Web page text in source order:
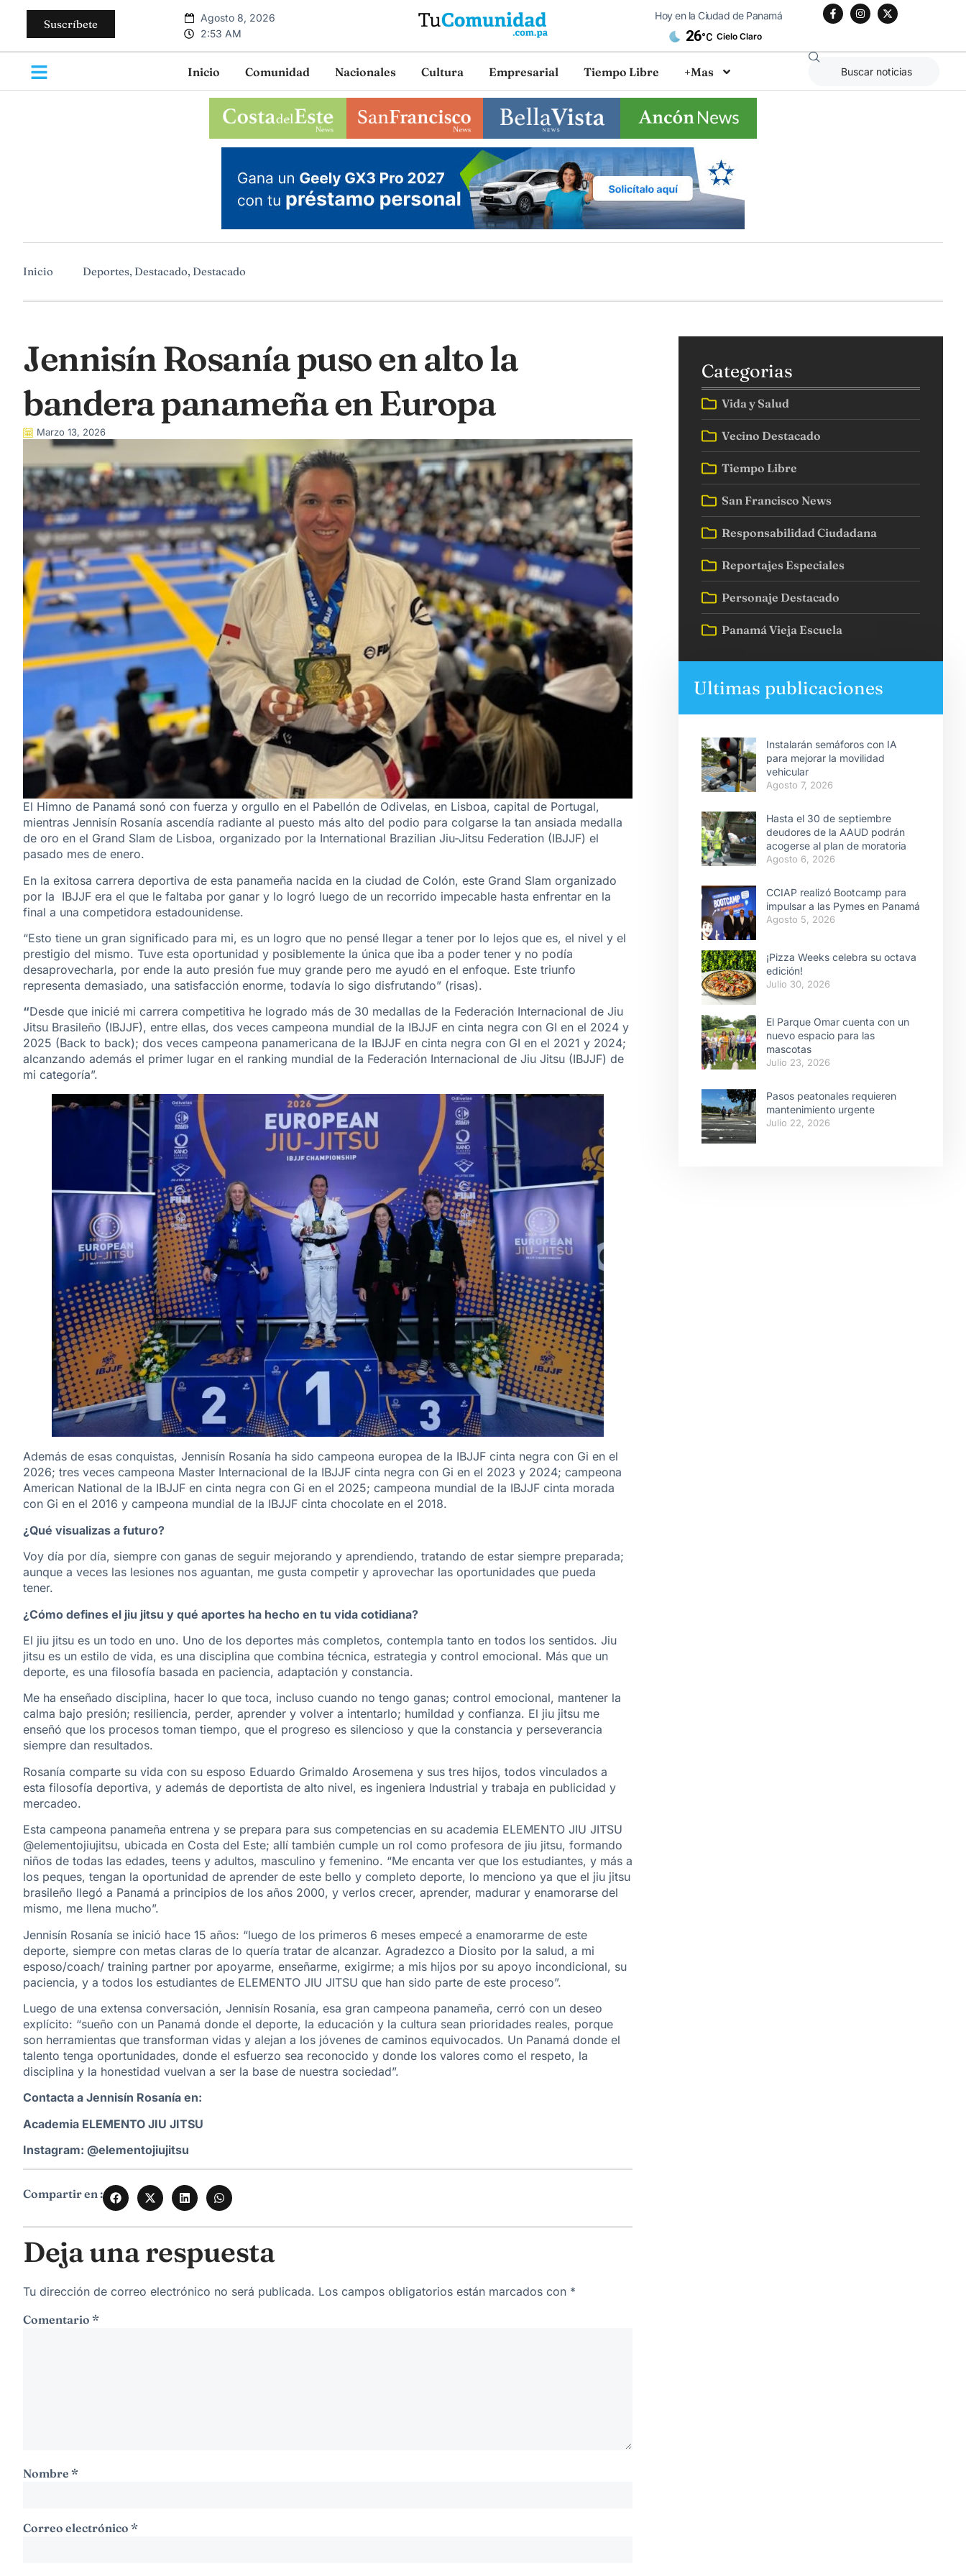
Suscríbete
Agosto 8, 2026
2:53 AM
Hoy en la Ciudad de Panamá
26°C Cielo Claro
Inicio Comunidad Nacionales Cultura Empresarial Tiempo Libre +Mas
Inicio Deportes, Destacado, Destacado
Jennisín Rosanía puso en alto la
bandera panameña en Europa
Marzo 13, 2026
El Himno de Panamá sonó con fuerza y orgullo en el Pabellón de Odivelas, en Lisboa, capital de Portugal,
mientras Jennisín Rosanía ascendía radiante al puesto más alto del podio para colgarse la tan ansiada medalla
de oro en el Grand Slam de Lisboa, organizado por la International Brazilian Jiu-Jitsu Federation (IBJJF) el
pasado mes de enero.
En la exitosa carrera deportiva de esta panameña nacida en la ciudad de Colón, este Grand Slam organizado
por la IBJJF era el que le faltaba por ganar y lo logró luego de un recorrido impecable hasta enfrentar en la
final a una competidora estadounidense.
“Esto tiene un gran significado para mi, es un logro que no pensé llegar a tener por lo lejos que es, el nivel y el
prestigio del mismo. Tuve esta oportunidad y posiblemente la única que iba a poder tener y no podía
desaprovecharla, por ende la auto presión fue muy grande pero me ayudó en el enfoque. Este triunfo
representa demasiado, una satisfacción enorme, todavía lo sigo disfrutando” (risas).
“Desde que inicié mi carrera competitiva he logrado más de 30 medallas de la Federación Internacional de Jiu
Jitsu Brasileño (IBJJF), entre ellas, dos veces campeona mundial de la IBJJF en cinta negra con GI en el 2024 y
2025 (Back to back); dos veces campeona panamericana de la IBJJF en cinta negra con GI en el 2021 y 2024;
alcanzando además el primer lugar en el ranking mundial de la Federación Internacional de Jiu Jitsu (IBJJF) de
mi categoría”.
Además de esas conquistas, Jennisín Rosanía ha sido campeona europea de la IBJJF cinta negra con Gi en el
2026; tres veces campeona Master Internacional de la IBJJF cinta negra con Gi en el 2023 y 2024; campeona
American National de la IBJJF en cinta negra con Gi en el 2025; campeona mundial de la IBJJF cinta morada
con Gi en el 2016 y campeona mundial de la IBJJF cinta chocolate en el 2018.
¿Qué visualizas a futuro?
Voy día por día, siempre con ganas de seguir mejorando y aprendiendo, tratando de estar siempre preparada;
aunque a veces las lesiones nos aguantan, me gusta competir y aprovechar las oportunidades que pueda
tener.
¿Cómo defines el jiu jitsu y qué aportes ha hecho en tu vida cotidiana?
El jiu jitsu es un todo en uno. Uno de los deportes más completos, contempla tanto en todos los sentidos. Jiu
jitsu es un estilo de vida, es una disciplina que combina técnica, estrategia y control emocional. Más que un
deporte, es una filosofía basada en paciencia, adaptación y constancia.
Me ha enseñado disciplina, hacer lo que toca, incluso cuando no tengo ganas; control emocional, mantener la
calma bajo presión; resiliencia, perder, aprender y volver a intentarlo; humildad y confianza. El jiu jitsu me
enseñó que los procesos toman tiempo, que el progreso es silencioso y que la constancia y perseverancia
siempre dan resultados.
Rosanía comparte su vida con su esposo Eduardo Grimaldo Arosemena y sus tres hijos, todos vinculados a
esta filosofía deportiva, y además de deportista de alto nivel, es ingeniera Industrial y trabaja en publicidad y
mercadeo.
Esta campeona panameña entrena y se prepara para sus competencias en su academia ELEMENTO JIU JITSU
@elementojiujitsu, ubicada en Costa del Este; allí también cumple un rol como profesora de jiu jitsu, formando
niños de todas las edades, teens y adultos, masculino y femenino. “Me encanta ver que los estudiantes, y más a
los peques, tengan la oportunidad de aprender de este bello y completo deporte, lo menciono ya que el jiu jitsu
brasileño llegó a Panamá a principios de los años 2000, y verlos crecer, aprender, madurar y enamorarse del
mismo, me llena mucho”.
Jennisín Rosanía se inició hace 15 años: “luego de los primeros 6 meses empecé a enamorarme de este
deporte, siempre con metas claras de lo quería tratar de alcanzar. Agradezco a Diosito por la salud, a mi
esposo/coach/ training partner por apoyarme, enseñarme, exigirme; a mis hijos por su apoyo incondicional, su
paciencia, y a todos los estudiantes de ELEMENTO JIU JITSU que han sido parte de este proceso”.
Luego de una extensa conversación, Jennisín Rosanía, esa gran campeona panameña, cerró con un deseo
explícito: “sueño con un Panamá donde el deporte, la educación y la cultura sean prioridades reales, porque
son herramientas que transforman vidas у alejan a los jóvenes de caminos equivocados. Un Panamá donde el
talento tenga oportunidades, donde el esfuerzo sea reconocido y donde los valores como el respeto, la
disciplina y la honestidad vuelvan a ser la base de nuestra sociedad”.
Contacta a Jennisín Rosanía en:
Academia ELEMENTO JIU JITSU
Instagram: @elementojiujitsu
Compartir en :
Deja una respuesta
Tu dirección de correo electrónico no será publicada. Los campos obligatorios están marcados con *
Comentario *
Nombre *
Correo electrónico *
Categorias
Vida y Salud
Vecino Destacado
Tiempo Libre
San Francisco News
Responsabilidad Ciudadana
Reportajes Especiales
Personaje Destacado
Panamá Vieja Escuela
Ultimas publicaciones
Instalarán semáforos con IA
para mejorar la movilidad
vehicular
Agosto 7, 2026
Hasta el 30 de septiembre
deudores de la AAUD podrán
acogerse al plan de moratoria
Agosto 6, 2026
CCIAP realizó Bootcamp para
impulsar a las Pymes en Panamá
Agosto 5, 2026
¡Pizza Weeks celebra su octava
edición!
Julio 30, 2026
El Parque Omar cuenta con un
nuevo espacio para las
mascotas
Julio 23, 2026
Pasos peatonales requieren
mantenimiento urgente
Julio 22, 2026